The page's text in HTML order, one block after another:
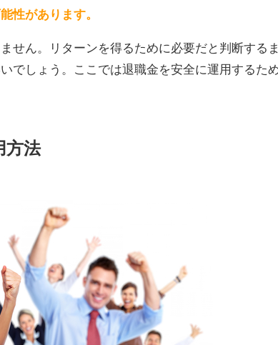
性があります。
せん。リターンを得るために必要だと判断する
でしょう。ここでは退職金を安全に運用するた
方法